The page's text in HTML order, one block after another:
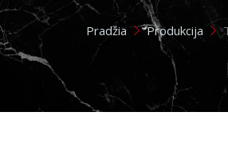
You are here:Pradžia Produkcija